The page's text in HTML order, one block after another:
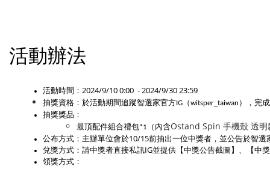
活動辦法
活動時間：2024/9/10 0:00  - 2024/9/30 23:59
抽獎資格： 於活動期間追蹤智選家官方IG（witsper_taiwan），完
抽獎獎品：
最頂配件組合禮包*1（內含Ostand Spin 手機殼 透明
公布方式：主辦單位會於10/15前抽出一位中獎者，並公告於智選
兌獎方式：請中獎者直接私訊IG並提供【中獎公告截圖】、【中
領獎方式：